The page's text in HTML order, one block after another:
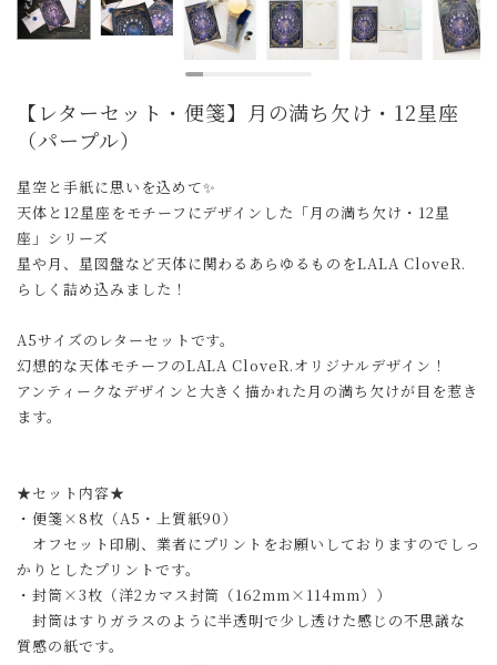
【レターセット・便箋】月の満ち欠け・12星座
（パープル）
星空と手紙に思いを込めて✨
天体と12星座をモチーフにデザインした「月の満ち欠け・12星
座」シリーズ
星や月、星図盤など天体に関わるあらゆるものをLALA CloveR.
らしく詰め込みました！
A5サイズのレターセットです。
幻想的な天体モチーフのLALA CloveR.オリジナルデザイン！
アンティークなデザインと大きく描かれた月の満ち欠けが目を惹き
ます。
★セット内容★
・便箋×8枚（A5・上質紙90）
オフセット印刷、業者にプリントをお願いしておりますのでしっ
かりとしたプリントです。
・封筒×3枚（洋2カマス封筒（162mm×114mm））
封筒はすりガラスのように半透明で少し透けた感じの不思議な
質感の紙です。